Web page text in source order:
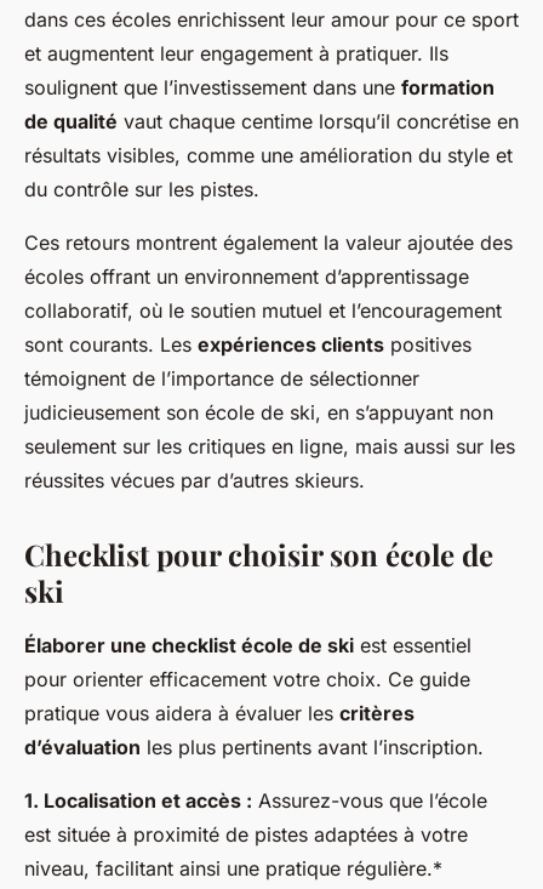
dans ces écoles enrichissent leur amour pour ce sport
et augmentent leur engagement à pratiquer. Ils
soulignent que l’investissement dans une formation
de qualité vaut chaque centime lorsqu’il concrétise en
résultats visibles, comme une amélioration du style et
du contrôle sur les pistes.
Ces retours montrent également la valeur ajoutée des
écoles offrant un environnement d’apprentissage
collaboratif, où le soutien mutuel et l’encouragement
sont courants. Les expériences clients positives
témoignent de l’importance de sélectionner
judicieusement son école de ski, en s’appuyant non
seulement sur les critiques en ligne, mais aussi sur les
réussites vécues par d’autres skieurs.
Checklist pour choisir son école de
ski
Élaborer une checklist école de ski est essentiel
pour orienter efficacement votre choix. Ce guide
pratique vous aidera à évaluer les critères
d’évaluation les plus pertinents avant l’inscription.
1. Localisation et accès : Assurez-vous que l’école
est située à proximité de pistes adaptées à votre
niveau, facilitant ainsi une pratique régulière.*